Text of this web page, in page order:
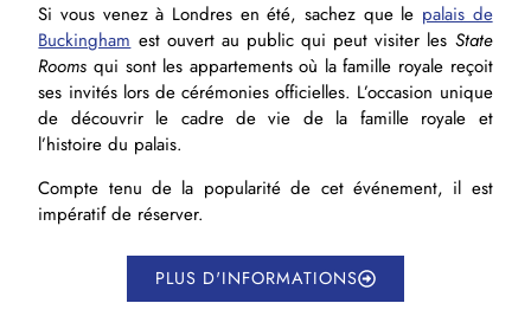
Si vous venez à Londres en été, sachez que le palais de
Buckingham est ouvert au public qui peut visiter les State
Rooms qui sont les appartements où la famille royale reçoit
ses invités lors de cérémonies officielles. L’occasion unique
de découvrir le cadre de vie de la famille royale et
l’histoire du palais.
Compte tenu de la popularité de cet événement, il est
impératif de réserver.
PLUS D'INFORMATIONS